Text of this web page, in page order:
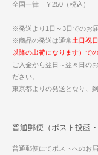
全国一律 ￥250（税込）
※発送より1日～3日でのお届
※商品の発送は通常土日祝
以降の出荷になります）で
ご入金から翌日～翌々日の
ださい。
東京都よりの発送となり、
普通郵便（ポスト投函
普通郵便にてポストへのお